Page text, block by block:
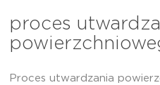
proces
Proces utwardzania